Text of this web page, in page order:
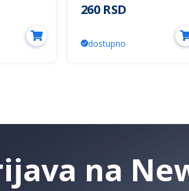
260 RSD
dostupno
na